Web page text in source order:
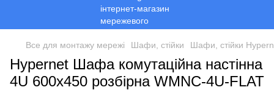
Все для монтажу мережі Шафи, стійки Шафи, стійки
Hypernet Шафа комутаційна настінна
4U 600x450 розбірна WMNC-4U-FLAT